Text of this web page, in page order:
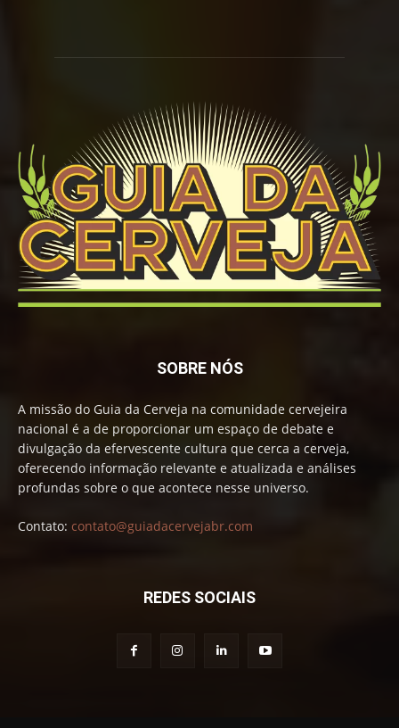
SOBRE NÓS
A missão do Guia da Cerveja na comunidade cervejeira
nacional é a de proporcionar um espaço de debate e
divulgação da efervescente cultura que cerca a cerveja,
oferecendo informação relevante e atualizada e análises
profundas sobre o que acontece nesse universo.
Contato: contato@guiadacervejabr.com
REDES SOCIAIS